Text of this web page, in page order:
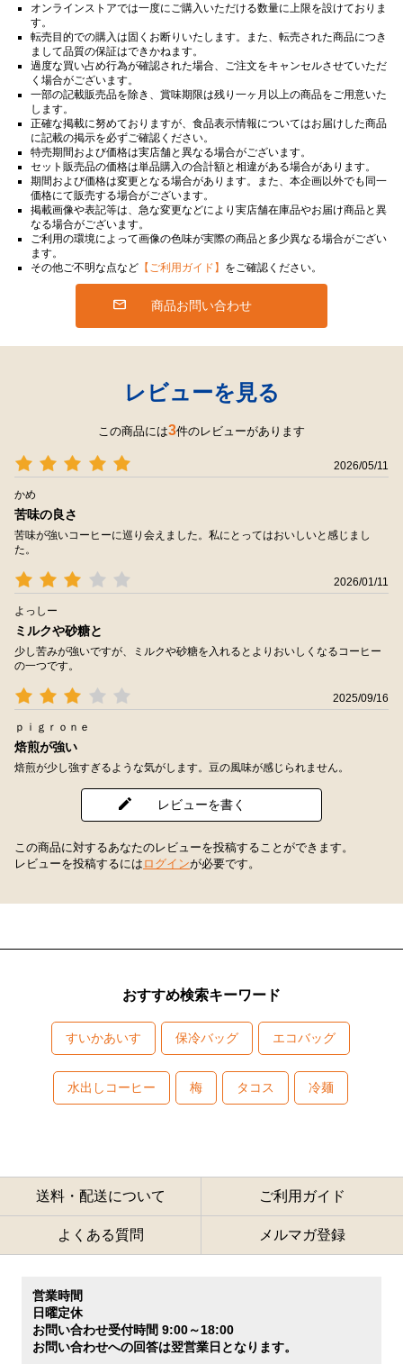
オンラインストアでは一度にご購入いただける数量に上限を設けておりま
す。
転売目的での購入は固くお断りいたします。また、転売された商品につき
まして品質の保証はできかねます。
過度な買い占め行為が確認された場合、ご注文をキャンセルさせていただ
く場合がございます。
一部の記載販売品を除き、賞味期限は残り一ヶ月以上の商品をご用意いた
します。
正確な掲載に努めておりますが、食品表示情報についてはお届けした商品
に記載の掲示を必ずご確認ください。
特売期間および価格は実店舗と異なる場合がございます。
セット販売品の価格は単品購入の合計額と相違がある場合があります。
期間および価格は変更となる場合があります。また、本企画以外でも同一
価格にて販売する場合がございます。
掲載画像や表記等は、急な変更などにより実店舗在庫品やお届け商品と異
なる場合がございます。
ご利用の環境によって画像の色味が実際の商品と多少異なる場合がござい
ます。
その他ご不明な点など 【ご利用ガイド】 をご確認ください。
商品お問い合わせ
レビューを見る
この商品には3件のレビューがあります
2026/05/11
かめ
苦味の良さ
苦味が強いコーヒーに巡り会えました。私にとってはおいしいと感じまし
た。
2026/01/11
よっしー
ミルクや砂糖と
少し苦みが強いですが、ミルクや砂糖を入れるとよりおいしくなるコーヒー
の一つです。
2025/09/16
ｐｉｇｒｏｎｅ
焙煎が強い
焙煎が少し強すぎるような気がします。豆の風味が感じられません。
レビューを書く
この商品に対するあなたのレビューを投稿することができます。
レビューを投稿するには ログインが必要です。
おすすめ検索キーワード
すいかあいす 保冷バッグ エコバッグ
水出しコーヒー 梅 タコス 冷麺
送料・配送について ご利用ガイド
よくある質問 メルマガ登録
営業時間
日曜定休
お問い合わせ受付時間 9:00～18:00
お問い合わせへの回答は翌営業日となります。